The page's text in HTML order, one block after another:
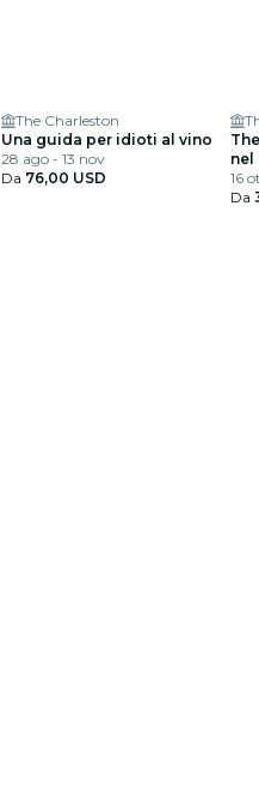
The Charleston
Una guida per idioti al vino
28 ago - 13 nov
Da 76,00 USD
nel
16
Da